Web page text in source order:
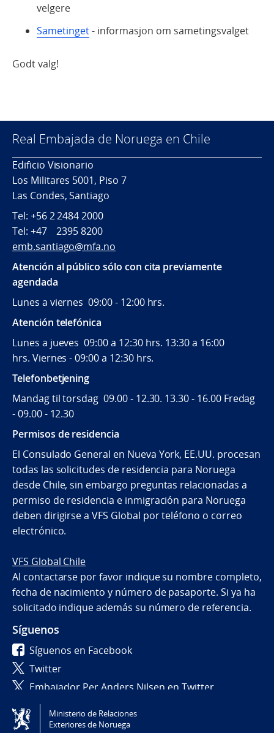
velgere
Sametinget- informasjon om sametingsvalget
Godt valg!
Real Embajada de Noruega en Chile
Edificio Visionario
Los Militares 5001, Piso 7
Las Condes, Santiago
Tel: +56 2 2484 2000
Tel: +47 2395 8200
emb.santiago@mfa.no
Atención al público sólo con cita previamente
agendada
Lunes a viernes 09:00 - 12:00 hrs.
Atención telefónica
Lunes a jueves 09:00 a 12:30 hrs. 13:30 a 16:00
hrs. Viernes - 09:00 a 12:30 hrs.
Telefonbetjening
Mandag til torsdag 09.00 - 12.30. 13.30 - 16.00 Fredag
- 09.00 - 12.30
Permisos de residencia
El Consulado General en Nueva York, EE.UU. procesan
todas las solicitudes de residencia para Noruega
desde Chile, sin embargo preguntas relacionadas a
permiso de residencia e inmigración para Noruega
deben dirigirse a VFS Global por teléfono o correo
electrónico.
VFS Global Chile
Al contactarse por favor indique su nombre completo,
fecha de nacimiento y número de pasaporte. Si ya ha
solicitado indique además su número de referencia.
Síguenos
Síguenos en Facebook
Twitter
Embajador Per Anders Nilsen en Twitter
Tilgjengelighetserklæring / Accessibility statement
Ministerio de Relaciones
Exteriores de Noruega